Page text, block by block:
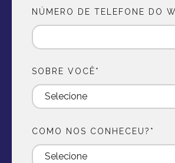
NÚMERO DE TELEFONE DO
SOBRE VOCÊ*
COMO NOS CONHECEU? *